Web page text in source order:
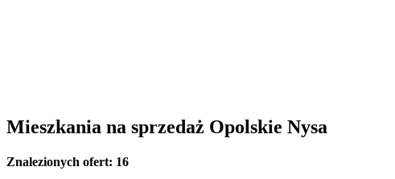
Mieszkania na sprzedaż Opolskie Nysa
Znalezionych ofert: 16